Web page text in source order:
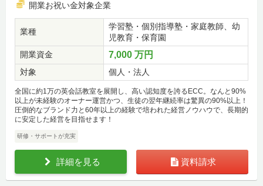
開業お祝い金対象企業
業種
学習塾・個別指導塾・家庭教師、幼
児教育・保育園
開業資金
7,000 万円
対象 個人・法人
全国に約1万の英会話教室を展開し、高い認知度を誇るECC。なんと90%
以上が未経験のオーナー運営かつ、生徒の翌年継続率は驚異の90%以上！
圧倒的なブランド力と60年以上の経験で培われた経営ノウハウで、長期的
に安定した経営を目指せます！
研修・サポートが充実
詳細を見る 資料請求